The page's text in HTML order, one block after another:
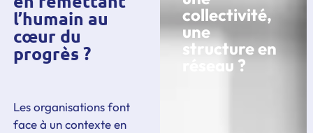
l’humain au
cœur du
progrès ?
Les organisations font
face à un contexte en
collectivité,
une
structure en
réseau ?